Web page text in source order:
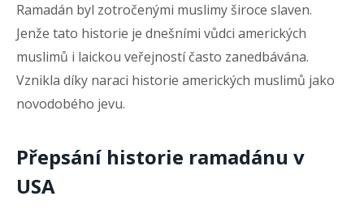
Ramadán byl zotročenými muslimy široce slaven.
Jenže tato historie je dnešními vůdci amerických
muslimů i laickou veřejností často zanedbávána.
Vznikla díky naraci historie amerických muslimů jako
novodobého jevu.
Přepsání historie ramadánu v
USA